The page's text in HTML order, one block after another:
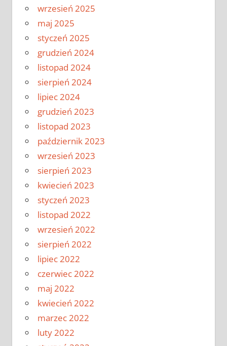
wrzesień 2025
maj 2025
styczeń 2025
grudzień 2024
listopad 2024
sierpień 2024
lipiec 2024
grudzień 2023
listopad 2023
październik 2023
wrzesień 2023
sierpień 2023
kwiecień 2023
styczeń 2023
listopad 2022
wrzesień 2022
sierpień 2022
lipiec 2022
czerwiec 2022
maj 2022
kwiecień 2022
marzec 2022
luty 2022